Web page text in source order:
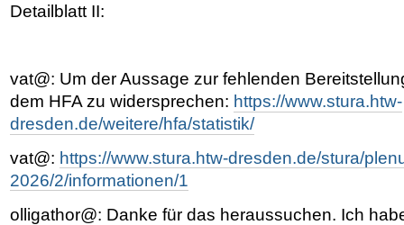
Detailblatt II:
vat@: Um der Aussage zur fehlenden
dem HFA zu widersprechen: https://www.stura.htw-
dresden.de/weitere/hfa/statistik/
vat@: https://www.stura.htw-dresden.de/stura/
2026/2/informationen/1
olligathor@: Danke für das heraussuchen. Ich